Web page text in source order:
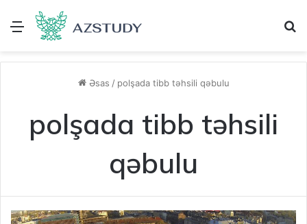
Menu
Əsas / polşada tibb təhsili qəbulu
polşada tibb təhsili
qəbulu